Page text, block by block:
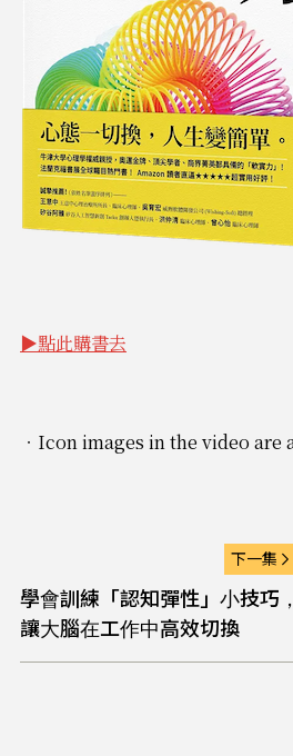
▶點此購書去
‧Icon images in the video are
下一集
學會訓練「認知彈性」小技巧，
讓大腦在工作中高效切換